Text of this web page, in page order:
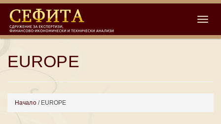
EUROPE
Начало/ EUROPE